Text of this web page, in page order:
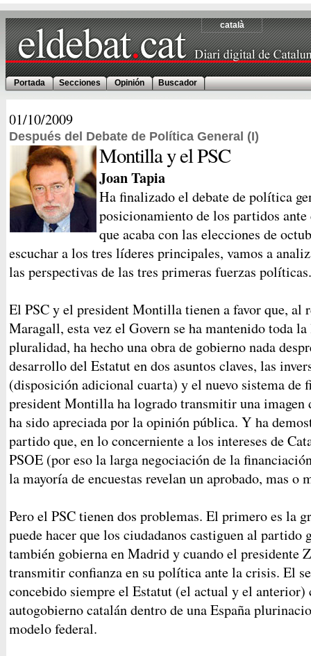
català
Portada Secciones Opinión Buscador
01/10/2009
Después del Debate de Política General (I)
Montilla y el PSC
Joan Tapia
Ha finalizado el debate de política
posicionamiento de los partidos
que acaba con las elecciones de
escuchar a los tres líderes principales, vamos a
las perspectivas de las tres primeras fuerzas
El PSC y el president Montilla tienen a favor que, al
Maragall, esta vez el Govern se ha mantenido toda
pluralidad, ha hecho una obra de gobierno nada
desarrollo del Estatut en dos asuntos claves, las
(disposición adicional cuarta) y el nuevo sistema de
president Montilla ha logrado transmitir una imagen
ha sido apreciada por la opinión pública. Y ha
partido que, en lo concerniente a los intereses de
PSOE (por eso la larga negociación de la
la mayoría de encuestas revelan un aprobado, mas o
Pero el PSC tienen dos problemas. El primero es la
puede hacer que los ciudadanos castiguen al partido
también gobierna en Madrid y cuando el presidente
transmitir confianza en su política ante la crisis. El
concebido siempre el Estatut (el actual y el
autogobierno catalán dentro de una España
modelo federal.